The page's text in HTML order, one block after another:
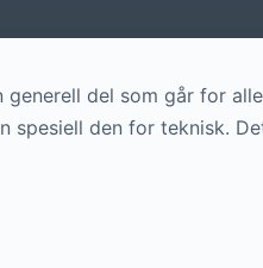
generell del som går for
spesiell den for teknisk.